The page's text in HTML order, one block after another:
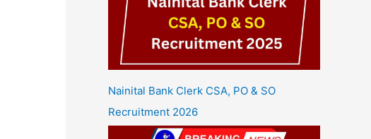
Nainital Bank Clerk CSA, PO & SO
Recruitment 2026